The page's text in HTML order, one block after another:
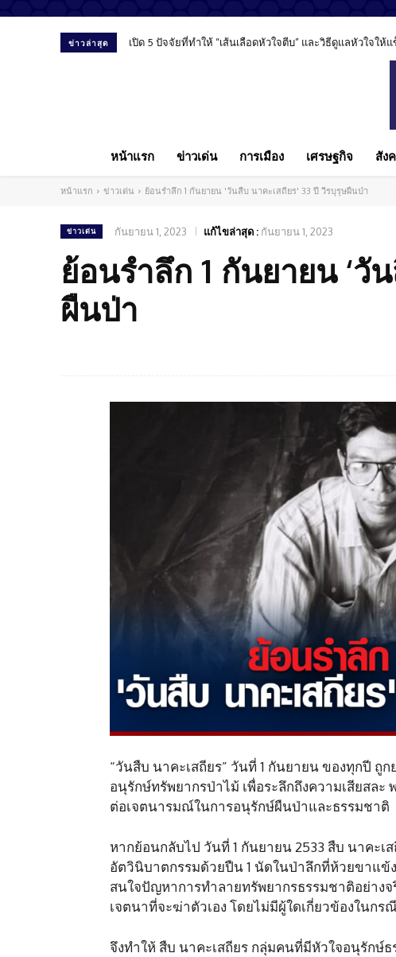
ข่าวล่าสุด เปิด 5 ปัจจัยที่ทำให้ “เส้นเลือดหัวใจตีบ” และวิธีดูแลหัวใจให้แ
หน้าแรก ข่าวเด่น การเมือง เศรษฐกิจ สัง
หน้าแรก ข่าวเด่น ย้อนรำลึก 1 กันยายน 'วันสืบ นาคะเสถียร' 33 ปี วีรบุรุษผืนป่า
ข่าวเด่น กันยายน 1, 2023 แก้ไขล่าสุด : กันยายน 1, 2023
ย้อนรำลึก 1 กันยายน ‘วั
ผืนป่า
“วันสืบ นาคะเสถียร” วันที่ 1 กันยายน ของทุกปี ถู
อนุรักษ์ทรัพยากรป่าไม้ เพื่อระลึกถึงความเสียสล
ต่อเจตนารมณ์ในการอนุรักษ์ผืนป่าและธรรมชาติ
หากย้อนกลับไป วันที่ 1 กันยายน 2533 สืบ นาคะเ
อัตวินิบาตกรรมด้วยปืน 1 นัดในป่าลึกที่ห้วยขาแข้
สนใจปัญหาการทำลายทรัพยากรธรรมชาติอย่าง
เจตนาที่จะฆ่าตัวเอง โดยไม่มีผู้ใดเกี่ยวข้องในกร
จึงทำให้ สืบ นาคะเสถียร กลุ่มคนที่มีหัวใจอนุรักษ์